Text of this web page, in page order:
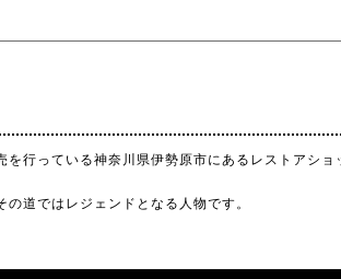
行っている神奈川県伊勢原市にあるレストアショ
道ではレジェンドとなる人物です。